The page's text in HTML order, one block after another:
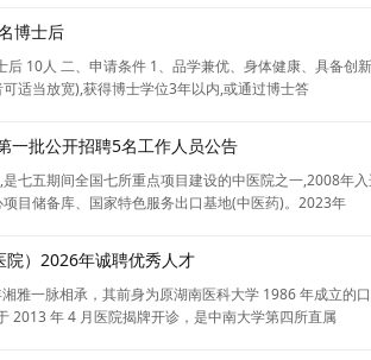
博士后
10人 二、申请条件 1、品学兼优、身体健康、具备
适当放宽),获得博士学位3年以内,或通过博士答
一批公开招聘5名工作人员公告
七五期间全国七所重点项目建设的中医院之一,2008年
目储备库、国家特色服务出口基地(中医药)。2023年
）2026年诚聘优秀人才
雅一脉相承，其前身为原湖南医科大学 1986 年成立
2013 年 4 月医院揭牌开诊，是中南大学第四所直属